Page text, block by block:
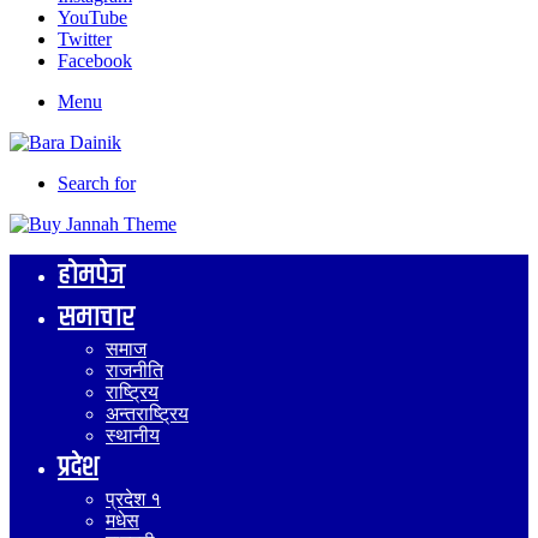
YouTube
Twitter
Facebook
Menu
Search for
होमपेज
समाचार
समाज
राजनीति
राष्ट्रिय
अन्तराष्ट्रिय
स्थानीय
प्रदेश
प्रदेश १
मधेस